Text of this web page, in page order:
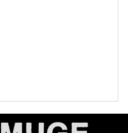
していただきまし